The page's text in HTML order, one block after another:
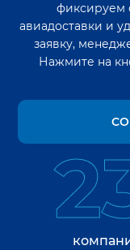
фиксируем
авиадоставки и
заявку,
Нажмите на